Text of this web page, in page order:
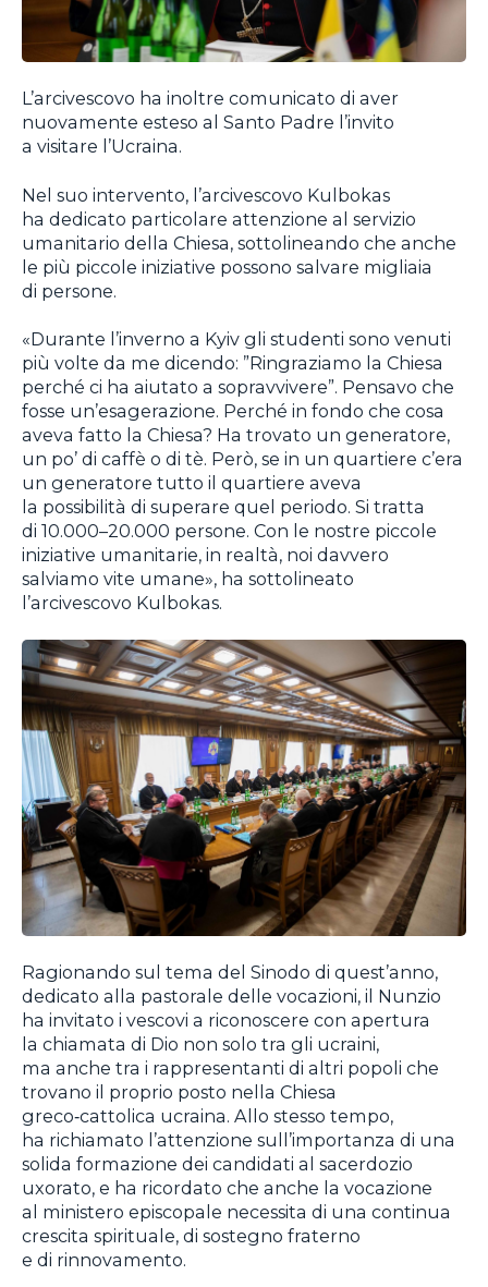
L’arcivescovo ha inoltre comunicato di aver
nuovamente esteso al Santo Padre l’invito
a visitare l’Ucraina.
Nel suo intervento, l’arcivescovo Kulbokas
ha dedicato particolare attenzione al servizio
umanitario della Chiesa, sottolineando che anche
le più piccole iniziative possono salvare migliaia
di persone.
«Durante l’inverno a Kyiv gli studenti sono venuti
più volte da me dicendo: ”Ringraziamo la Chiesa
perché ci ha aiutato a sopravvivere”. Pensavo che
fosse un’esagerazione. Perché in fondo che cosa
aveva fatto la Chiesa? Ha trovato un generatore,
un po’ di caffè o di tè. Però, se in un quartiere c’era
un generatore tutto il quartiere aveva
la possibilità di superare quel periodo. Si tratta
di 10.000–20.000 persone. Con le nostre piccole
iniziative umanitarie, in realtà, noi davvero
salviamo vite umane», ha sottolineato
l’arcivescovo Kulbokas.
Ragionando sul tema del Sinodo di quest’anno,
dedicato alla pastorale delle vocazioni, il Nunzio
ha invitato i vescovi a riconoscere con apertura
la chiamata di Dio non solo tra gli ucraini,
ma anche tra i rappresentanti di altri popoli che
trovano il proprio posto nella Chiesa
greco‑cattolica ucraina. Allo stesso tempo,
ha richiamato l’attenzione sull’importanza di una
solida formazione dei candidati al sacerdozio
uxorato, e ha ricordato che anche la vocazione
al ministero episcopale necessita di una continua
crescita spirituale, di sostegno fraterno
e di rinnovamento.